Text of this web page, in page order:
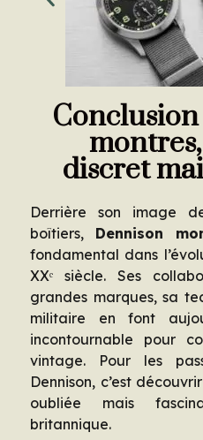
discret
Derrière son image
boîtiers, Dennison
fondamental dans
XXᵉ siècle. Ses
grandes marques, sa
militaire en font
incontournable pour
vintage. Pour les
Dennison, c’est
oubliée mais
britannique.